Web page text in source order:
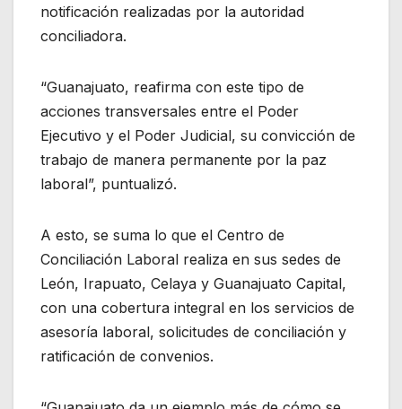
notificación realizadas por la autoridad
conciliadora.
“Guanajuato, reafirma con este tipo de
acciones transversales entre el Poder
Ejecutivo y el Poder Judicial, su convicción de
trabajo de manera permanente por la paz
laboral”, puntualizó.
A esto, se suma lo que el Centro de
Conciliación Laboral realiza en sus sedes de
León, Irapuato, Celaya y Guanajuato Capital,
con una cobertura integral en los servicios de
asesoría laboral, solicitudes de conciliación y
ratificación de convenios.